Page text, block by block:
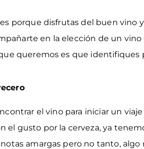
porque disfrutas del buen vino
en la elección de un
queremos es que identifiques
el vino para iniciar un
el gusto por la cerveza, ya
amargas pero no tanto,